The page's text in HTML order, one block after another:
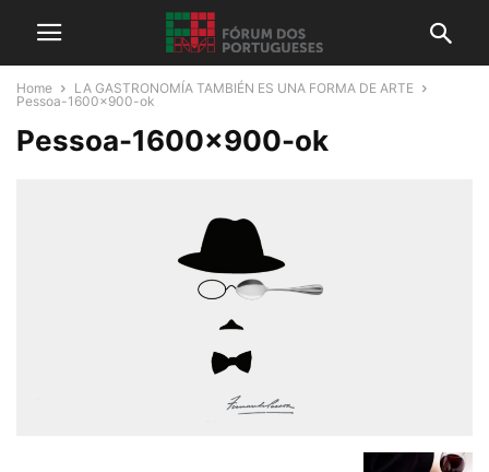
Home
LA GASTRONOMÍA TAMBIÉN ES UNA FORMA DE ARTE
Pessoa-1600x900-ok
Pessoa-1600×900-ok